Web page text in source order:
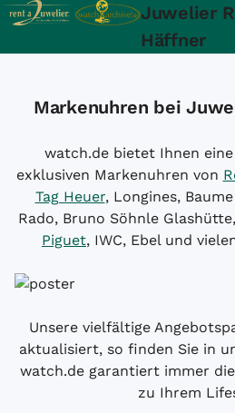
Juwelier
Häffner
Markenuhren bei
watch.de bietet Ihnen
exklusiven Markenuhren von
Tag Heuer, Longines,
Rado, Bruno Söhnle Glashütte,
Piguet, IWC, Ebel und
Unsere vielfältige
aktualisiert, so finden Sie in
watch.de garantiert immer
zu Ihrem